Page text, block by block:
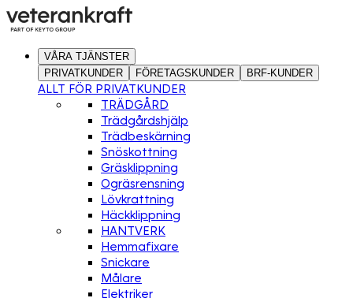
VÅRA TJÄNSTER
PRIVATKUNDER
FÖRETAGSKUNDER BRF-KUNDER
ALLT FÖR PRIVATKUNDER
TRÄDGÅRD
Trädgårdshjälp
Trädbeskärning
Snöskottning
Gräsklippning
Ogräsrensning
Lövkrattning
Häckklippning
HANTVERK
Hemmafixare
Snickare
Målare
Elektriker